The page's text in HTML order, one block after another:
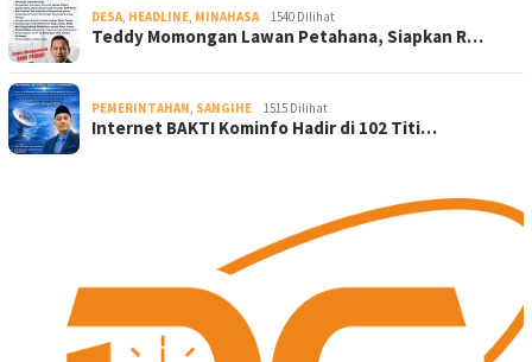
DESA HEADLINE MINAHASA 1540 Dilihat
Teddy Momongan Lawan Petahana, Siapkan R…
PEMERINTAHAN SANGIHE 1515 Dilihat
Internet BAKTI Kominfo Hadir di 102 Titi…